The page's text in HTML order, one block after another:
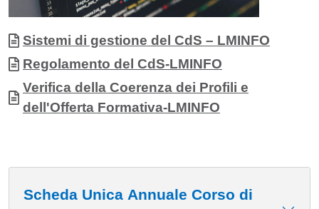
Sistemi di gestione del CdS – LMINFO
Documento
Regolamento del CdS-LMINFO
Documento
Verifica della Coerenza dei Profili e
dell'Offerta Formativa-LMINFO
Scheda Unica Annuale Corso di